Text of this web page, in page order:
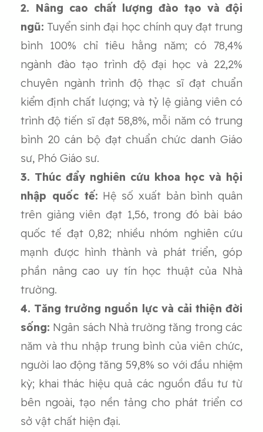
2. Nâng cao chất lượng đào tạo và đội
ngũ: Tuyển sinh đại học chính quy đạt trung
bình 100% chỉ tiêu hằng năm; có 78,4%
ngành đào tạo trình độ đại học và 22,2%
chuyên ngành trình độ thạc sĩ đạt chuẩn
kiểm định chất lượng; và tỷ lệ giảng viên có
trình độ tiến sĩ đạt 58,8%, mỗi năm có trung
bình 20 cán bộ đạt chuẩn chức danh Giáo
sư, Phó Giáo sư.
3. Thúc đẩy nghiên cứu khoa học và hội
nhập quốc tế: Hệ số xuất bản bình quân
trên giảng viên đạt 1,56, trong đó bài báo
quốc tế đạt 0,82; nhiều nhóm nghiên cứu
mạnh được hình thành và phát triển, góp
phần nâng cao uy tín học thuật của Nhà
trường.
4. Tăng trưởng nguồn lực và cải thiện đời
sống: Ngân sách Nhà trường tăng trong các
năm và thu nhập trung bình của viên chức,
người lao động tăng 59,8% so với đầu nhiệm
kỳ; khai thác hiệu quả các nguồn đầu tư từ
bên ngoài, tạo nền tảng cho phát triển cơ
sở vật chất hiện đại.